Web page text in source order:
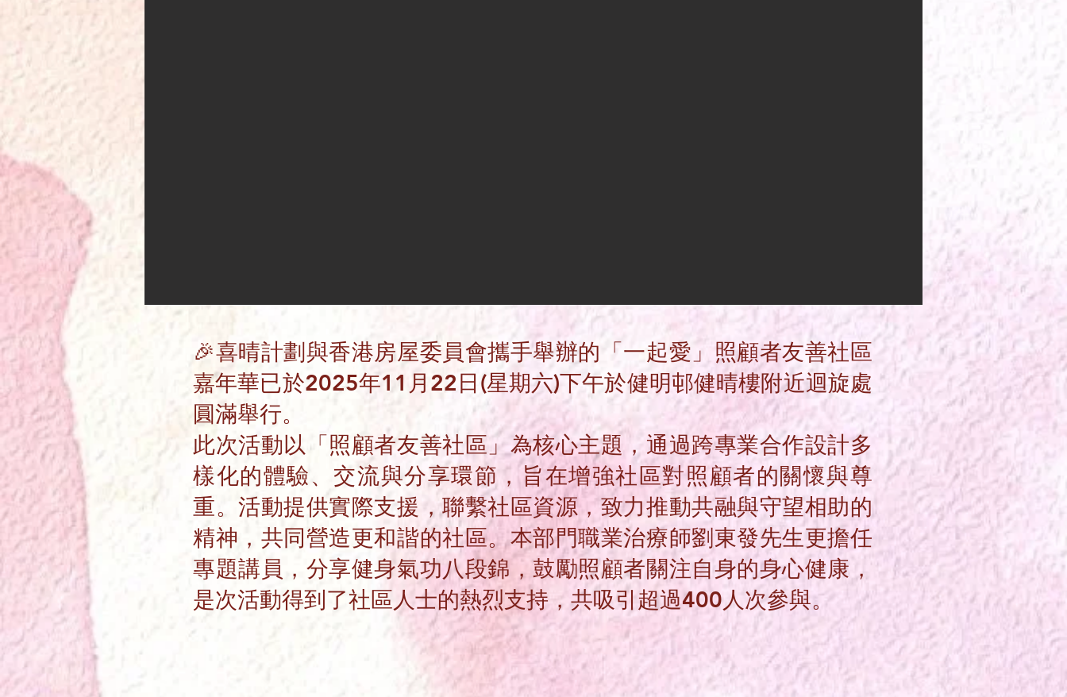
🎉喜晴計劃與香港房屋委員會攜手舉辦的「一起愛」照顧者友善社區
嘉年華已於2025年11月22日(星期六)下午於健明邨健晴樓附近迴旋處
圓滿舉行。
此次活動以「照顧者友善社區」為核心主題，通過跨專業合作設計多
樣化的體驗、交流與分享環節，旨在增強社區對照顧者的關懷與尊
重。活動提供實際支援，聯繫社區資源，致力推動共融與守望相助的
精神，共同營造更和諧的社區。本部門職業治療師劉東發先生更擔任
專題講員，分享健身氣功八段錦，鼓勵照顧者關注自身的身心健康，
是次活動得到了社區人士的熱烈支持，共吸引超過400人次參與。